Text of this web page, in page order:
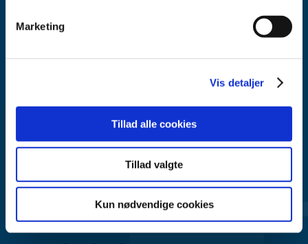
Marketing
Vis detaljer
Tillad alle cookies
Tillad valgte
Kun nødvendige cookies
Lægemiddelstyrelsen
2300 København S
Lægemiddelstyrelsen er en del af
Sundheds- og Kirkeministeriet.
Kontakt Lægemiddelstyrelsen
44 88 95 95 (kl. 9 - 15)